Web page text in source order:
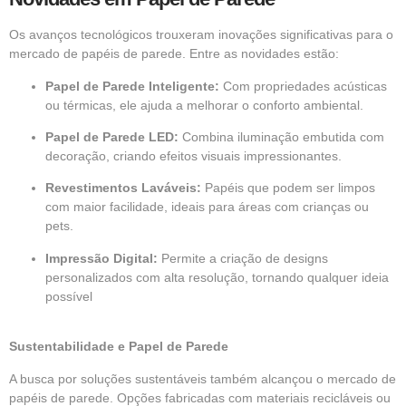
Os avanços tecnológicos trouxeram inovações significativas para o
mercado de papéis de parede. Entre as novidades estão:
Papel de Parede Inteligente: Com propriedades acústicas
ou térmicas, ele ajuda a melhorar o conforto ambiental.
Papel de Parede LED: Combina iluminação embutida com
decoração, criando efeitos visuais impressionantes.
Revestimentos Laváveis: Papéis que podem ser limpos
com maior facilidade, ideais para áreas com crianças ou
pets.
Impressão Digital: Permite a criação de designs
personalizados com alta resolução, tornando qualquer ideia
possível
Sustentabilidade e Papel de Parede
A busca por soluções sustentáveis também alcançou o mercado de
papéis de parede. Opções fabricadas com materiais recicláveis ou